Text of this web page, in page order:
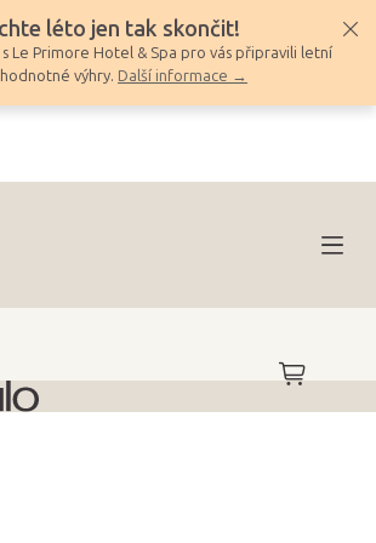
léto jen tak skončit!
Le Primore Hotel & Spa pro vás připravili letní
výhry. Další informace →
NÁKUPNÍ
KOŠÍK